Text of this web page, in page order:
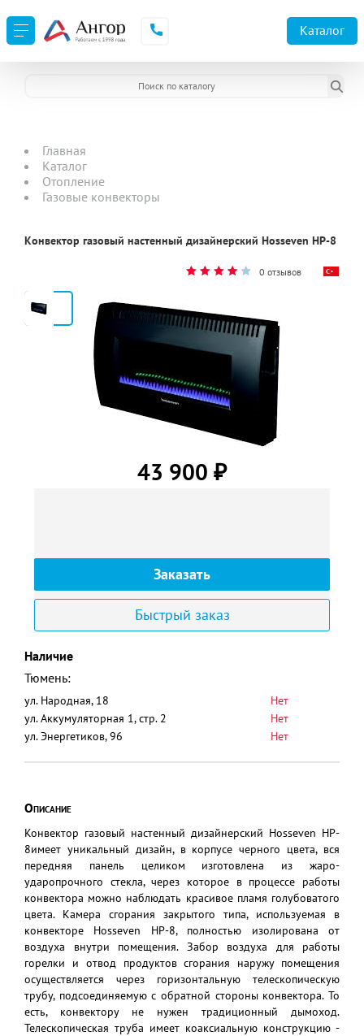
Каталог
Главная
Каталог
Отопление
Газовые конвекторы
Конвектор газовый настенный дизайнерский Hosseven HP-8
0 отзывов
43 900 ₽
Заказать
Быстрый заказ
Наличие
Тюмень:
ул. Народная, 18
Нет
ул. Аккумуляторная 1, стр. 2
Нет
ул. Энергетиков, 96
Нет
Описание
Конвектор газовый настенный дизайнерский Hosseven HP-
8имеет уникальный дизайн, в корпусе черного цвета, вся
передняя панель целиком изготовлена из жаро-
ударопрочного стекла, через которое в процессе работы
конвектора можно наблюдать красивое пламя голубоватого
цвета. Камера сгорания закрытого типа, используемая в
конвекторе Hosseven HP-8, полностью изолирована от
воздуха внутри помещения. Забор воздуха для работы
горелки и отвод продуктов сгорания наружу помещения
осуществляется через горизонтальную телескопическую
трубу, подсоединяемую с обратной стороны конвектора. То
есть, конвектору не нужен традиционный дымоход.
Телескопическая труба имеет коаксиальную конструкцию -